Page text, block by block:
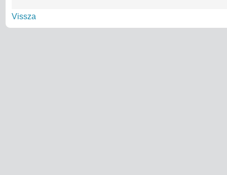
Vissza